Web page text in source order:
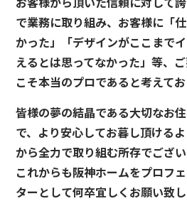
で業務に取り組み、お客様に「
かった」「デザインがここまで
えるとは思ってなかった」等、
こそ本当のプロであると考えてお
皆様の夢の結晶である大切なお
で、より安心してお暮し頂ける
から全力で取り組む所存でござい
これからも阪神ホームをプロフ
ターとして何卒宜しくお願い